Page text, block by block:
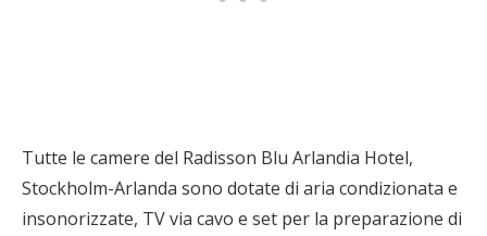
Tutte le camere del Radisson Blu Arlandia Hotel,
Stockholm-Arlanda sono dotate di aria condizionata e
insonorizzate, TV via cavo e set per la preparazione di